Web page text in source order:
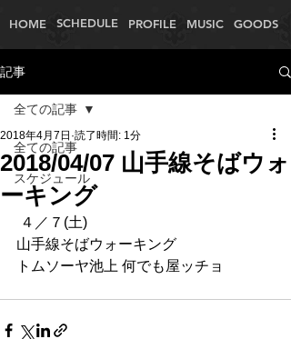
HOME SCHEDULE PROFILE MUSIC GOODS
記事
全ての記事
スケジュール
全ての記事
2018/04/07 山手線そばウォ
ーキング
2018年4月7日 読了時間: 1分
４／７(土)
山手線そばウォーキング
​トムソーヤ池上 何でも屋ッチョ